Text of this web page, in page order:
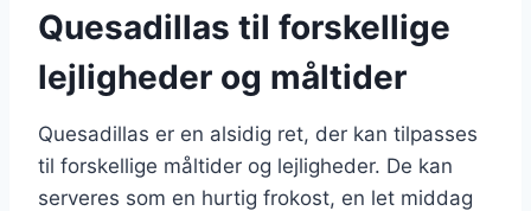
Quesadillas til forskellige
lejligheder og måltider
Quesadillas er en alsidig ret, der kan tilpasses
til forskellige måltider og lejligheder. De kan
serveres som en hurtig frokost, en let middag